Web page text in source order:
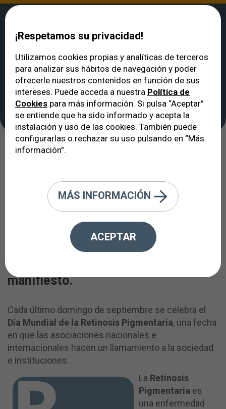
VERTE Día Mundial de la Retinosis Pigmentaria
Día Mundial de la
Retinosis Pigmentaria
VERTE Oftalmología Barcelona se
suma al llamamiento para captar la
atención de la sociedad e
instituciones y poder seguir
avanzando en las investigaciones.
manifiesto.
Cada último domingo de septiembre se celebra el
Día Mundial de la Retinosis Pigmentaria, una fecha
en que las asociaciones nacionales e
internacionales hacen un llamamiento a la sociedad
e instituciones.
La Retinosis
Pigmentaria es
una enfermedad
¡Respetamos su privacidad!
Utilizamos cookies propias y analíticas de terceros
para analizar sus hábitos de navegación y poder
ofrecerle nuestros contenidos en función de sus
intereses. Puede acceda a nuestra Política de
Cookies para más información. Si pulsa “Aceptar”
se entiende que ha sido informado y acepta la
instalación y uso de las cookies. También puede
configurarlas o rechazar su uso pulsando en “Más
información”.
MÁS INFORMACIÓN
ACEPTAR